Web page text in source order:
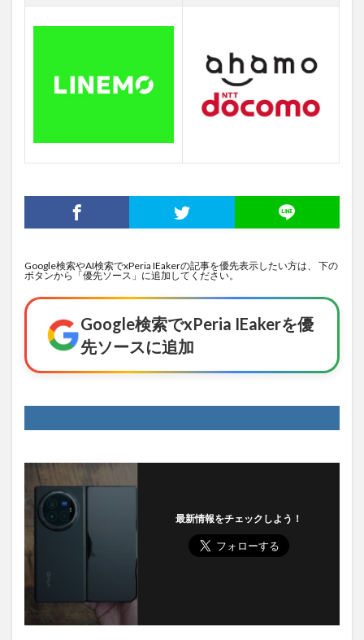
Google検索やAI検索でxPeria IEakerの記事を優先表示したい方は、 下の
ボタンから「優先ソース」に追加してください。
Google検索でxPeria IEakerを優
先ソースに追加
最新情報をチェックしよう！